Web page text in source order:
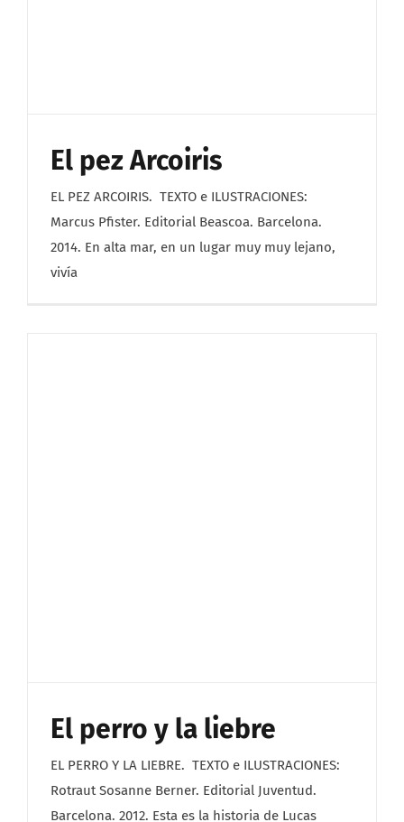
El pez Arcoiris
EL PEZ ARCOIRIS. TEXTO e ILUSTRACIONES:
Marcus Pfister. Editorial Beascoa. Barcelona.
2014. En alta mar, en un lugar muy muy lejano,
vivía
El perro y la liebre
EL PERRO Y LA LIEBRE. TEXTO e ILUSTRACIONES:
Rotraut Sosanne Berner. Editorial Juventud.
Barcelona. 2012. Esta es la historia de Lucas